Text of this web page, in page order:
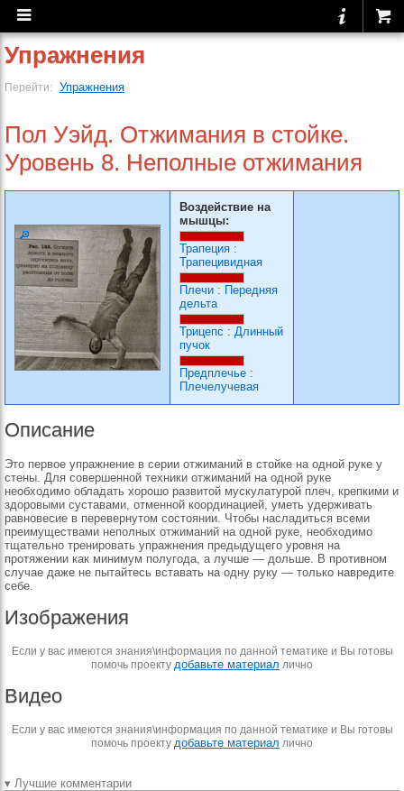
Упражнения
Перейти: Упражнения
Пол Уэйд. Отжимания в стойке.
Уровень 8. Неполные отжимания
Воздействие на
мышцы:
Трапеция :
Трапецивидная
Плечи : Передняя
дельта
Трицепс : Длинный
пучок
Предплечье :
Плечелучевая
Описание
Это первое упражнение в серии отжиманий в стойке на одной руке у
стены. Для совершенной техники отжиманий на одной руке
необходимо обладать хорошо развитой мускулатурой плеч, крепкими и
здоровыми суставами, отменной координацией, уметь удерживать
равновесие в перевернутом состоянии. Чтобы насладиться всеми
преимуществами неполных отжиманий на одной руке, необходимо
тщательно тренировать упражнения предыдущего уровня на
протяжении как минимум полугода, а лучше — дольше. В противном
случае даже не пытайтесь вставать на одну руку — только навредите
себе.
Изображения
Если у вас имеются знания\информация по данной тематике и Вы готовы
помочь проекту добавьте материал лично
Видео
Если у вас имеются знания\информация по данной тематике и Вы готовы
помочь проекту добавьте материал лично
▾ Лучшие комментарии